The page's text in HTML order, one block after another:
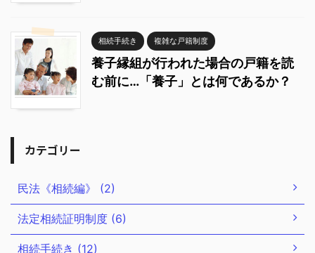
相続手続き 複雑な戸籍制度
養子縁組が行われた場合の戸籍を読
む前に…「養子」とは何であるか？
カテゴリー
民法《相続編》 (2)
法定相続証明制度 (6)
相続手続き (12)